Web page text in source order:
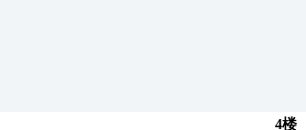
4楼